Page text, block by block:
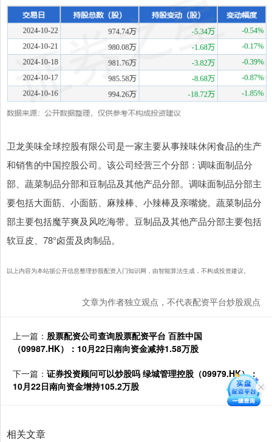
卫龙美味全球控股有限公司是一家主要从事辣味休闲食品的生产
和销售的中国控股公司。该公司经营三个分部：调味面制品分
部、蔬菜制品分部和豆制品及其他产品分部。调味面制品分部主
要包括大面筋、小面筋、麻辣棒、小辣棒及亲嘴烧。蔬菜制品分
部主要包括魔芋爽及风吃海带。豆制品及其他产品分部主要包括
软豆皮、78°卤蛋及肉制品。
以上内容为本站据公开信息整理炒股配资入门知识网，由智能算法生成，不构成投资建议。
文章为作者独立观点，不代表配资平台炒股观点
上一篇： 股票配资公司查询股票配资平台 百胜中国
（09987.HK）：10月22日南向资金减持1.58万股
下一篇： 证券投资顾问可以炒股吗 绿城管理控股（09979.HK）：
10月22日南向资金增持105.2万股
相关文章